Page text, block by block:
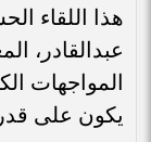
هذا اللقاء
عبدالقادر،
المواجهات
يكون على